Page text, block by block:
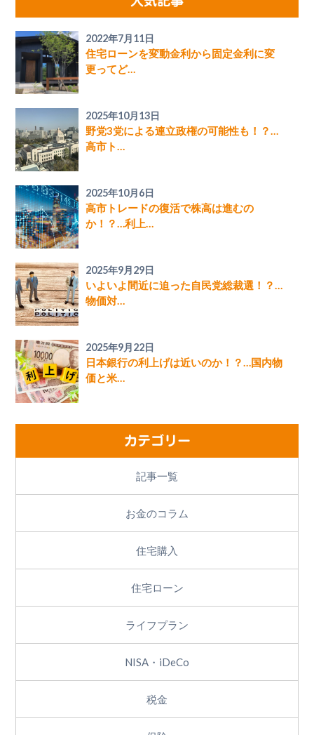
2022年7月11日
住宅ローンを変動金利から固定金利に変
更ってど…
2025年10月13日
野党3党による連立政権の可能性も！？…
高市ト…
2025年10月6日
高市トレードの復活で株高は進むの
か！？…利上…
2025年9月29日
いよいよ間近に迫った自民党総裁選！？…
物価対…
2025年9月22日
日本銀行の利上げは近いのか！？…国内物
価と米…
カテゴリー
記事一覧
お金のコラム
住宅購入
住宅ローン
ライフプラン
NISA・iDeCo
税金